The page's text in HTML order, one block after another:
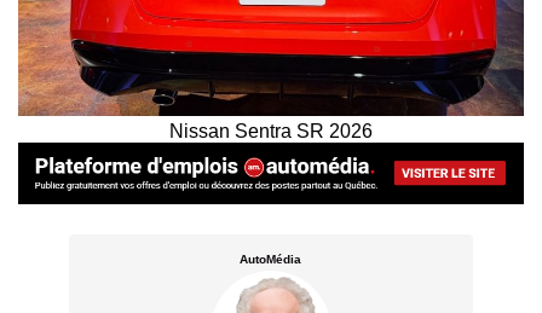
AutoMédia
Nissan Sentra SR 2026